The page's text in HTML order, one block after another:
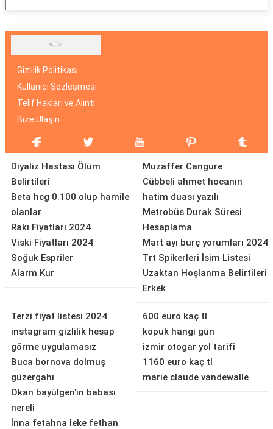
Gizlilik Politikası
Kullanıcı Sözleşmesi
Telif Hakları ve Alıntı
Bize Ulaşın
Diyaliz Hastası Ölüm
Belirtileri
Beta hcg 0.100 olup hamile
olanlar
Rakı Fiyatları 2024
Viski Fiyatları 2024
Soğuk Espriler
Alarm Kur
Muzaffer Cangure
Cübbeli ahmet hocanın
hatim duası yazılı
Metrobüs Durak Süresi
Hesaplama
Mart ayı burç yorumları 2024
Trt Spikerleri İsim Listesi
Uzaktan Hoşlanma Belirtileri
Erkek
Terzi fiyat listesi 2024
instagram gizlilik hesap
görme uygulamasız
Buca bornova dolmuş
güzergahı
Okan bayülgen'in babası
nereli
İnna fetahna leke fethan
600 euro kaç tl
kopuk hangi gün
izmir otogar yol tarifi
1160 euro kaç tl
marie claude vandewalle